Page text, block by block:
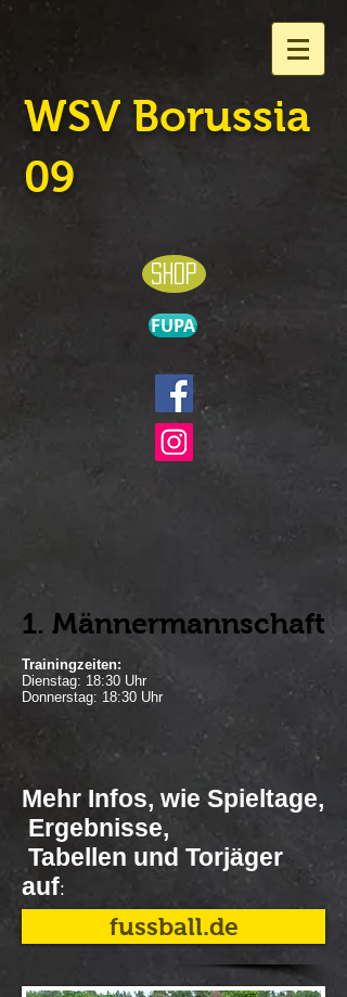
WSV Borussia
09
shop
FUPA
1. Männermannschaft
Trainingzeiten:
Dienstag: 18:30 Uhr
Donnerstag: 18:30 Uhr
Mehr Infos, wie Spieltage,
Ergebnisse,
Tabellen und Torjäger
auf:
fussball.de